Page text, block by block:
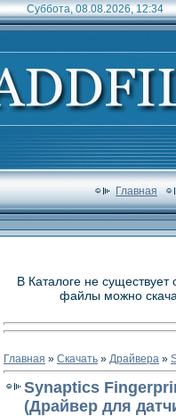
Суббота, 08.08.2026, 12:34
Главная
В Каталоге не
файлы можно
Главная » Скачать » Драйвера »
Synaptics
(Драйвер для